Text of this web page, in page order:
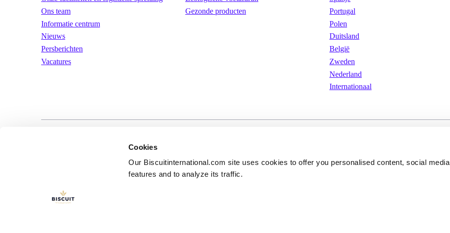
Cookies
Our Biscuitinternational.com site uses cookies to offer you personalised content, social media
features and to analyze its traffic.
Ons team
Informatie centrum
Nieuws
Persberichten
Vacatures
Gezonde producten
Portugal
Polen
Duitsland
België
Zweden
Nederland
Internationaal